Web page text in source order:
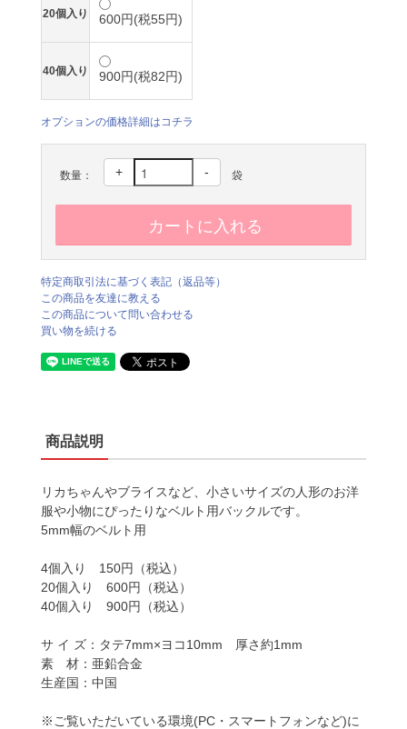
20個入り 600円(税55円)
40個入り 900円(税82円)
オプションの価格詳細はコチラ
数量： + - 袋
特定商取引法に基づく表記（返品等）
この商品を友達に教える
この商品について問い合わせる
買い物を続ける
商品説明
リカちゃんやブライスなど、小さいサイズの人形のお洋
服や小物にぴったりなベルト用バックルです。
5mm幅のベルト用
4個入り 150円（税込）
20個入り 600円（税込）
40個入り 900円（税込）
サ イ ズ：タテ7mm×ヨコ10mm 厚さ約1mm
素 材：亜鉛合金
生産国：中国
※ご覧いただいている環境(PC・スマートフォンなど)に